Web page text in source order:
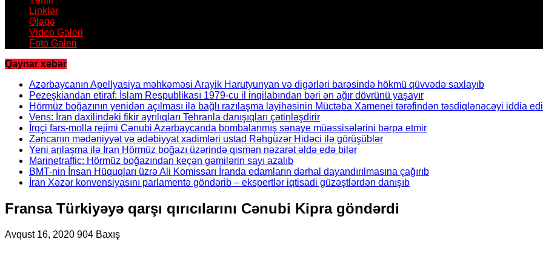
Linklər
Əlaqə
Video Galeri
Foto Galeri
Qaynar xəbər
Azərbaycanın Apellyasiya məhkəməsi Arayik Harutyunyan və digərləri barəsində hökmü qüvvədə saxlayıb
Pezeşkiandan etiraf: İslam Respublikası 1979-cu il inqilabından bəri ən ağır dövrünü yaşayır
Hörmüz boğazının yenidən açılması ilə bağlı razılaşma layihəsinin Müctəba Xamenei tərəfindən təsdiqlənəcəyi iddia
Vens: İran daxilindəki fikir ayrılıqları Tehranla danışıqları çətinləşdirir
İrqçi fars-molla rejimi Cənubi Azərbaycanda bombalanmış sənaye müəssisələrini bərpa etmir
Zəncanın mədəniyyət və ədəbiyyat xadimləri ustad Rəhgüzər Hidəci ilə görüşüblər
Yeni anlaşma ilə İran Hörmüz boğazı üzərində qismən nəzarət əldə edə bilər
Marinetraffic: Hörmüz boğazından keçən gəmilərin sayı azalıb
BMT-nin İnsan Hüquqları üzrə Ali Komissarı İranda edamların dərhal dayandırılmasına çağırıb
İran Xəzər konvensiyasını parlamentə göndərib – ekspertlər iqtisadi güzəştlərdən danışıb
Fransa Türkiyəyə qarşı qırıcılarını Cənubi Kipra göndərdi
Avqust 16, 2020 904 Baxış